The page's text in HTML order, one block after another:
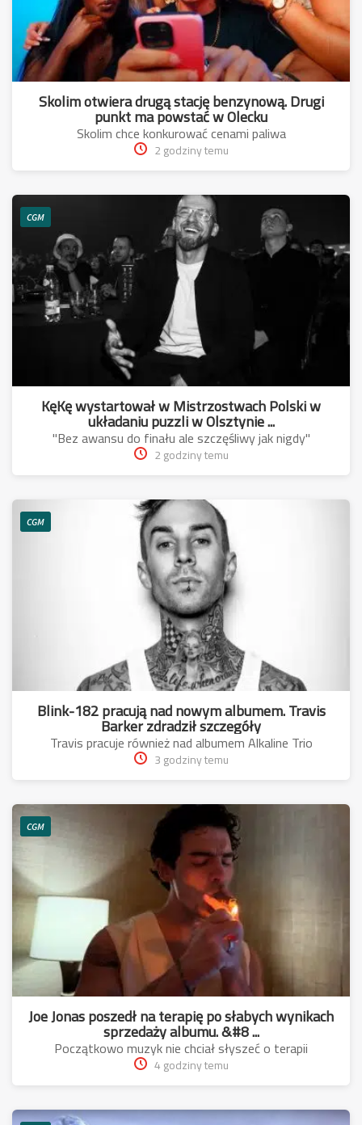
Skolim otwiera drugą stację benzynową. Drugi
punkt ma powstać w Olecku
Skolim chce konkurować cenami paliwa
2 godziny temu
CGM
KęKę wystartował w Mistrzostwach Polski w
układaniu puzzli w Olsztynie ...
"Bez awansu do finału ale szczęśliwy jak nigdy"
2 godziny temu
CGM
Blink-182 pracują nad nowym albumem. Travis
Barker zdradził szczegóły
Travis pracuje również nad albumem Alkaline Trio
3 godziny temu
CGM
Joe Jonas poszedł na terapię po słabych wynikach
sprzedaży albumu. &#8 ...
Początkowo muzyk nie chciał słyszeć o terapii
4 godziny temu